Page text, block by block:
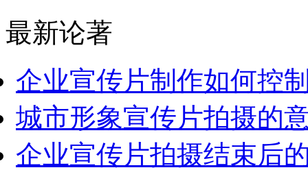
最新论著
企业宣传片制作如何控
城市形象宣传片拍摄的
企业宣传片拍摄结束后